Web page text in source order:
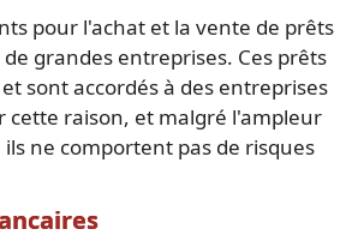
pour l'achat et la vente de prêts
grandes entreprises. Ces prêts
sont accordés à des entreprises
cette raison, et malgré l'ampleur
ne comportent pas de risques